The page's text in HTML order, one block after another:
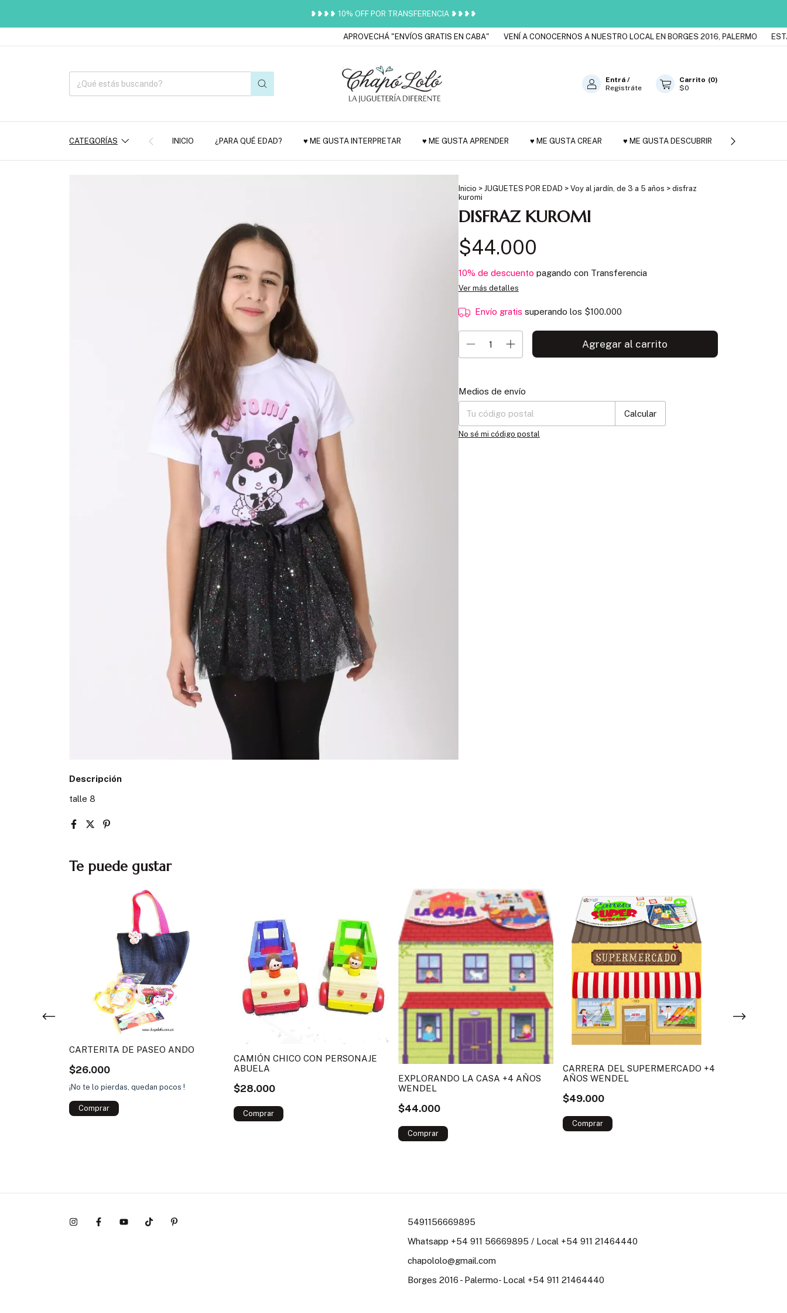
❥❥❥❥ 10% OFF POR TRANSFERENCIA ❥❥❥❥
APROVECHÁ "ENVÍOS GRATIS EN CABA" VENÍ A CONOCERNOS A NUESTRO LOCAL EN BORGES 2016, PALERMO
Entrá /
Registráte
Carrito (0)
$0
CATEGORÍAS INICIO ¿PARA QUÉ EDAD? ♥ ME GUSTA INTERPRETAR ♥ ME GUSTA APRENDER ♥ ME GUSTA CREAR ♥ ME GUSTA DESCUBRIR JUGUETES DE
Inicio > JUGUETES POR EDAD > Voy al jardín, de 3 a 5 años > disfraz
kuromi
DISFRAZ KUROMI
$44.000
10% de descuento pagando con Transferencia
Ver más detalles
Envío gratis superando los $100.000
Entregas para el CP:
Medios de envío
Calcular
No sé mi código postal
Descripción
talle 8
Te puede gustar
CARTERITA DE PASEO ANDO
$26.000
¡No te lo pierdas, quedan pocos !
CAMIÓN CHICO CON PERSONAJE
ABUELA
$28.000
EXPLORANDO LA CASA +4 AÑOS
WENDEL
$44.000
CARRERA DEL SUPERMERCADO +4
AÑOS WENDEL
$49.000
5491156669895
Whatsapp +54 911 56669895 / Local +54 911 21464440
chapololo@gmail.com
Borges 2016 - Palermo- Local +54 911 21464440